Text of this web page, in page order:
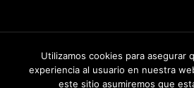
2026©Sitio desarrollado por Beew,
Group.
Utilizamos cookies para asegurar
experiencia al usuario en nuestra
este sitio asumiremos que